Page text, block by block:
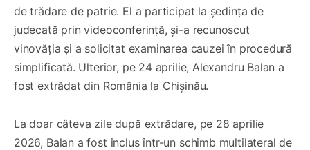
de trădare de patrie. El a participat la ședința de
judecată prin videoconferință, și-a recunoscut
vinovăția și a solicitat examinarea cauzei în procedură
simplificată. Ulterior, pe 24 aprilie, Alexandru Balan a
fost extrădat din România la Chișinău.
La doar câteva zile după extrădare, pe 28 aprilie
2026, Balan a fost inclus într-un schimb multilateral de